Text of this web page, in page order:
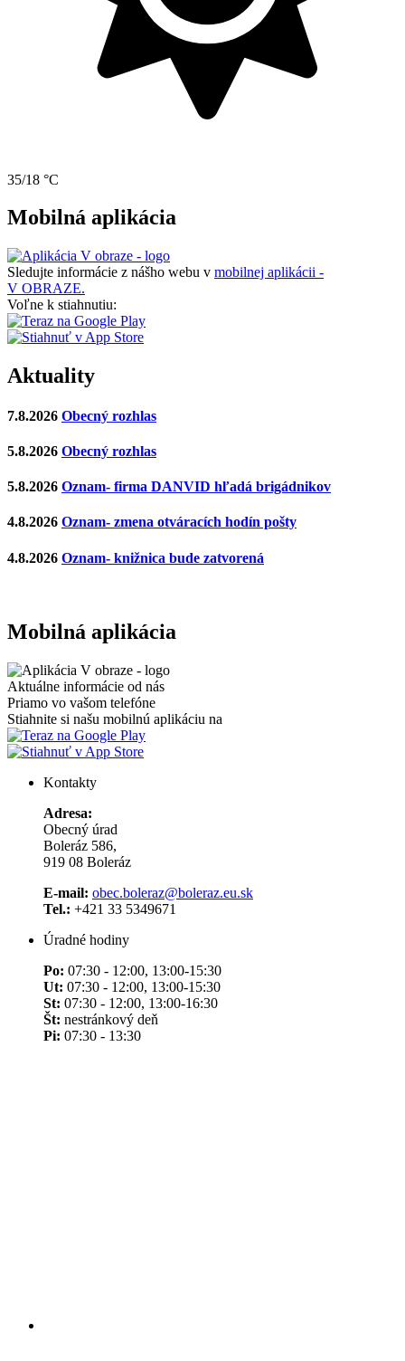
35/18 °C
Mobilná aplikácia
Sledujte informácie z nášho webu v mobilnej aplikácii -
V OBRAZE.
Voľne k stiahnutiu:
Aktuality
7.8.2026 Obecný rozhlas
5.8.2026 Obecný rozhlas
5.8.2026 Oznam- firma DANVID hľadá brigádnikov
4.8.2026 Oznam- zmena otváracích hodín pošty
4.8.2026 Oznam- knižnica bude zatvorená
Mobilná aplikácia
Aktuálne informácie od nás
Priamo vo vašom telefóne
Stiahnite si našu mobilnú aplikáciu na
Kontakty
Adresa:
Obecný úrad
Boleráz 586,
919 08 Boleráz
E-mail: obec.boleraz@boleraz.eu.sk
Tel.: +421 33 5349671
Úradné hodiny
Po: 07:30 - 12:00, 13:00-15:30
Ut: 07:30 - 12:00, 13:00-15:30
St: 07:30 - 12:00, 13:00-16:30
Št: nestránkový deň
Pi: 07:30 - 13:30